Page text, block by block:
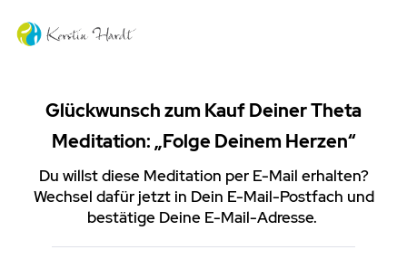
Glückwunsch zum Kauf Deiner Theta
Meditation: „Folge Deinem Herzen“
Du willst diese Meditation per E-Mail erhalten?
Wechsel dafür jetzt in Dein E-Mail-Postfach und
bestätige Deine E-Mail-Adresse.